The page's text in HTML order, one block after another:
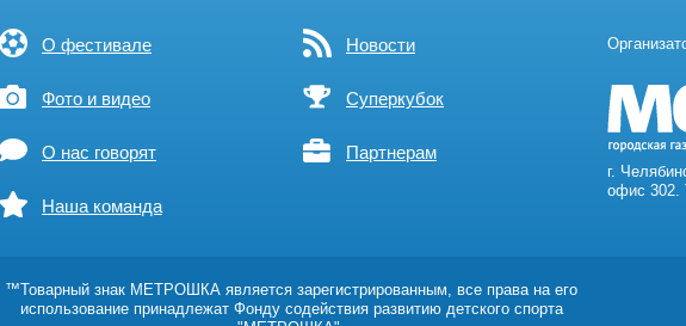
О фестивале Новости
Фото и видео Суперкубок
О нас говорят Партнерам
Наша команда
г.
офис 302.
™Товарный знак МЕТРОШКА является зарегистрированным, все права на его
использование принадлежат Фонду содействия развитию детского спорта